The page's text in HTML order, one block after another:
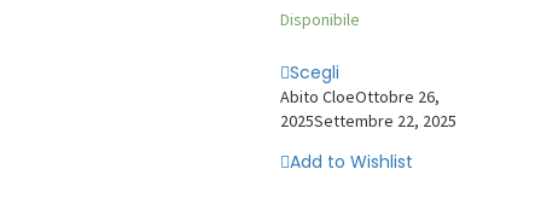
Disponibile
Scegli
Abito CloeOttobre 26,
2025Settembre 22, 2025
Add to Wishlist